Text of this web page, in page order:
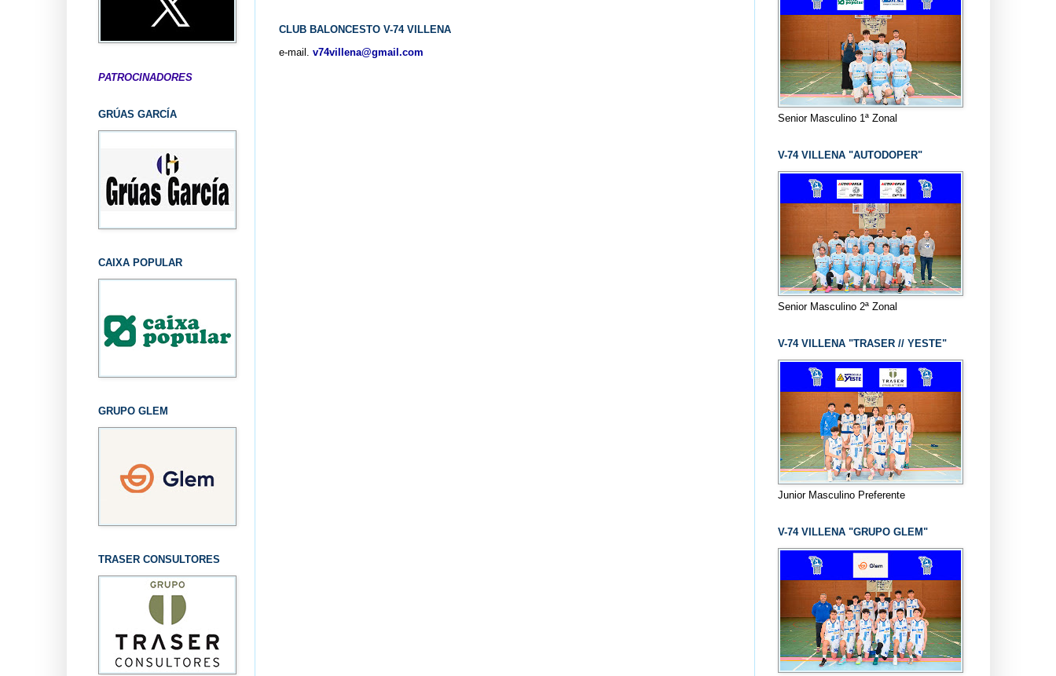
CLUB BALONCESTO V-74 VILLENA
e-mail. v74villena@gmail.com
PATROCINADORES
GRÚAS GARCÍA
CAIXA POPULAR
GRUPO GLEM
TRASER CONSULTORES
Senior Masculino 1ª Zonal
V-74 VILLENA "AUTODOPER"
Senior Masculino 2ª Zonal
V-74 VILLENA "TRASER // YESTE"
Junior Masculino Preferente
V-74 VILLENA "GRUPO GLEM"